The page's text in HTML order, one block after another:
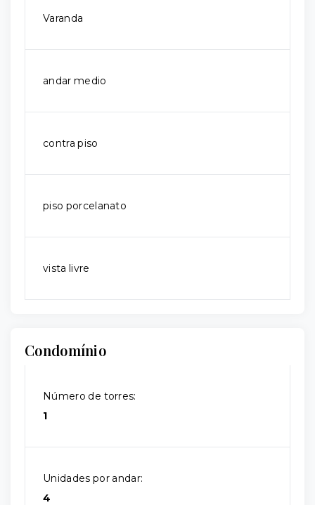
Varanda
andar medio
contra piso
piso porcelanato
vista livre
Condomínio
Número de torres:
1
Unidades por andar:
4